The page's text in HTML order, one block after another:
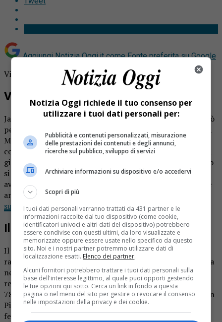
Aggiungi Notizia Oggi.it come Fonte preferita su Google
Vincita Superenalotto quasi da record in Piemonte.
Vincita Superenalotto a Magliano Alpi
Jackpot del Superenalotto sfiorato in Piemonte, dove però
per l’ultimo concorso si registra un poker di 5. Tripletta a
Magliano Alpi, in provincia di Cuneo, con un premio
complessivo che sfiora i 45mila euro grazie a una schedina
giocata nella Tabaccheria di via Langhe 6, mentre a Torino
si festeggia con 14mila euro con la giocata vincente
avvenuta nella Tabaccheria Cattin. Lo scorso anno invece
anche a Gattinara era arrivata una bella sorpresa dal
superenalotto.
Il Jackpot si alza
Il Jackpot nel frattempo, riferisce Agipronews, ha
raggiunto i 114,9 milioni di euro, la quinta vincita più ricca
nella storia del concorso. La sestina esatta è stata
realizzata l’ultima volta l’1 agosto dello scorso anno, con
78 milioni finiti a Caorle, in provincia di Venezia, mentre in
Piemonte il 6 manca dal 2011, quando il 7 gennaio si
festeggiò con 13,5 milioni di euro a Castellazzo Bormida.
Notizia Oggi richiede il tuo consenso per
utilizzare i tuoi dati personali per:
Pubblicità e contenuti personalizzati, misurazione
delle prestazioni dei contenuti e degli annunci,
ricerche sul pubblico, sviluppo di servizi
Archiviare informazioni su dispositivo e/o accedervi
Scopri di più
I tuoi dati personali verranno trattati da 431 partner e le
informazioni raccolte dal tuo dispositivo (come cookie,
identificatori univoci e altri dati del dispositivo) potrebbero
essere condivise con questi ultimi, da loro visualizzate e
memorizzate oppure essere usate nello specifico da questo
sito. Noi e i nostri partner potremmo utilizzare dati di
localizzazione esatti. Elenco dei partner.
Alcuni fornitori potrebbero trattare i tuoi dati personali sulla
base dell'interesse legittimo, al quale puoi opporti gestendo
le tue opzioni qui sotto. Cerca un link in fondo a questa
pagina o nel menu del sito per gestire o revocare il consenso
nelle impostazioni della privacy e dei cookie.